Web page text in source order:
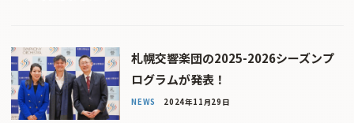
札幌交響楽団の2025-2026シーズンプ
ログラムが発表！
NEWS 2024年11月29日